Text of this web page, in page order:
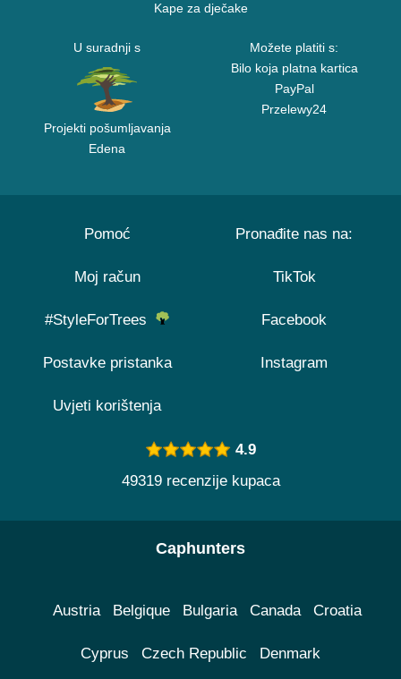
Kape za dječake
U suradnji s
Projekti pošumljavanja
Edena
Možete platiti s:
Bilo koja platna kartica
PayPal
Przelewy24
Pomoć
Moj račun
#StyleForTrees
Postavke pristanka
Uvjeti korištenja
Pronađite nas na:
TikTok
Facebook
Instagram
4.9
49319 recenzije kupaca
Caphunters
Austria Belgique Bulgaria Canada Croatia
Cyprus Czech Republic Denmark